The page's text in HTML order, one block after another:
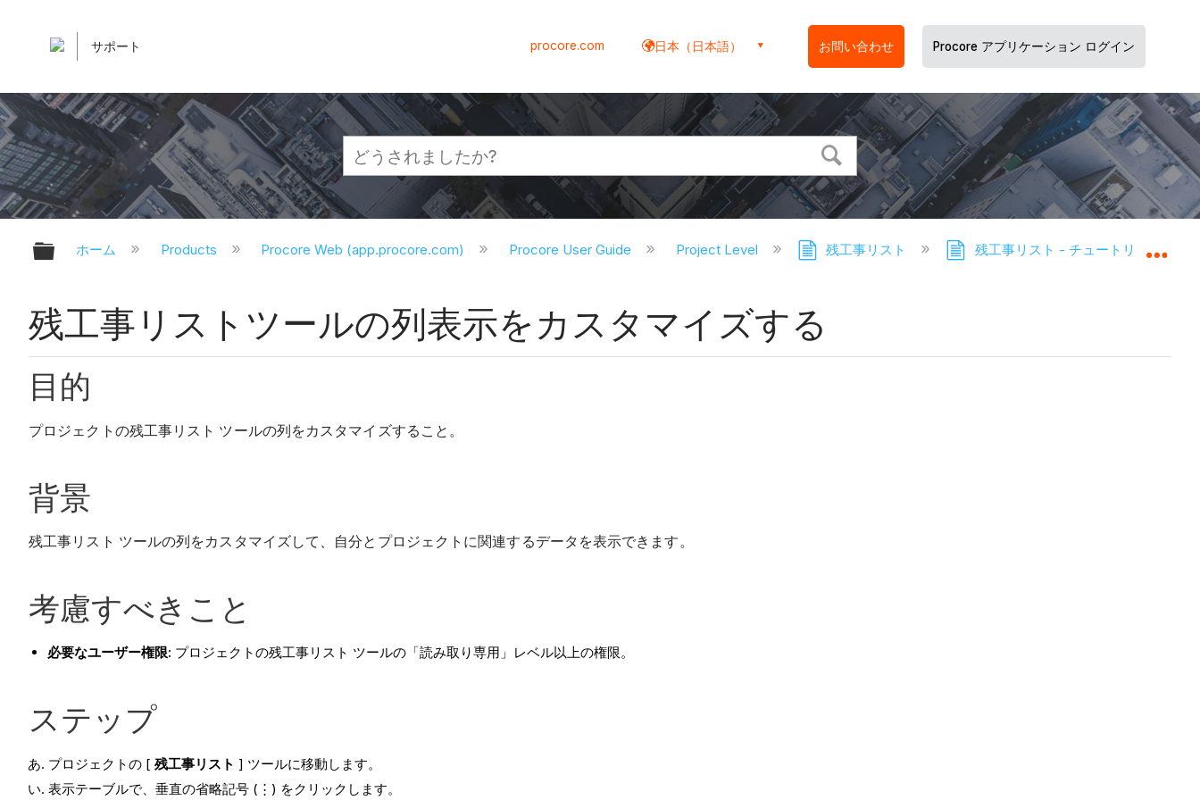
サポート procore.com 日本（日本語） お問い合わせ Procore アプリケーション ログイン
グローバル階層を展開/折りたたむ
ホーム Products Procore Web (app.procore.com) Procore User Guide Project Level 残工事リスト 残工事リスト - チュートリアル
残工事リストツールの列表示をカスタマイズする
目的
プロジェクトの残工事リスト ツールの列をカスタマイズすること。
背景
残工事リスト ツールの列をカスタマイズして、自分とプロジェクトに関連するデータを表示できます。
考慮すべきこと
必要なユーザー権限: プロジェクトの残工事リスト ツールの「読み取り専用」レベル以上の権限。
ステップ
プロジェクトの [残工事リスト ] ツールに移動します。
表示テーブルで、垂直の省略記号 (⋮) をクリックします。